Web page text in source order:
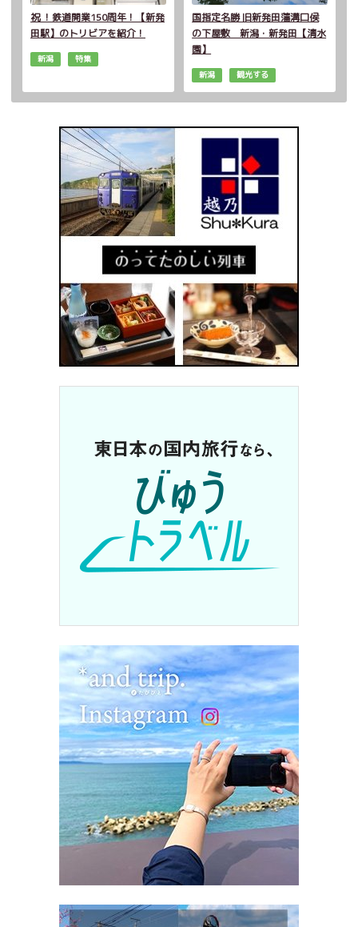
祝 ！鉄道開業150周年！【新発
田駅】のトリビアを紹介！
新潟 特集
国指定名勝 旧新発田藩溝口侯
の下屋敷 新潟・新発田【清水
園】
新潟 観光する